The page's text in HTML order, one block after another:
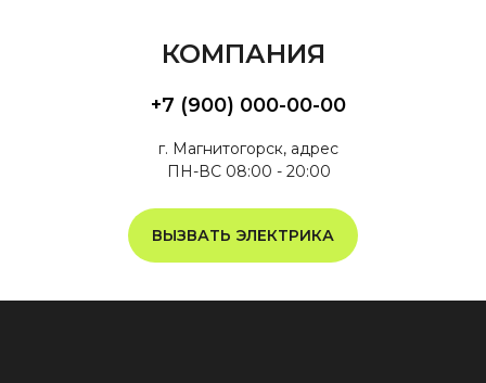
КОМПАНИЯ
+7 (900) 000-00-00
г. Магнитогорск, адрес
ПН-ВС 08:00 - 20:00
ВЫЗВАТЬ ЭЛЕКТРИКА